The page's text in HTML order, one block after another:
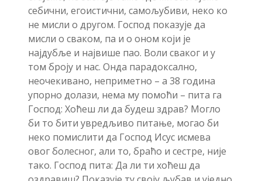
себични, егоистични, самољубиви, неко ко
не мисли о другом. Господ показује да
мисли о сваком, па и о оном који је
најдубље и највише пао. Воли сваког и у
том броју и нас. Онда парадоксално,
неочекивано, неприметно – а 38 година
упорно долази, нема му помоћи – пита га
Господ: Хоћеш ли да будеш здрав? Могло
би то бити увредљиво питање, могао би
неко помислити да Господ Исус исмева
овог болесног, али то, браћо и сестре, није
тако. Господ пита: Да ли ти хоћеш да